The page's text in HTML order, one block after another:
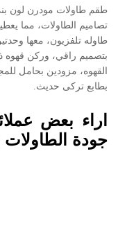
طقم طاولات مودرن لون
تصاميم الطاولات، مما
طاوله تلفزيون، معها
بتصميم راقي، وركن قهوه
القهوه، مزودين بحامل
بطابع تركى حديث.
اراء بعض
جودة الطاولات